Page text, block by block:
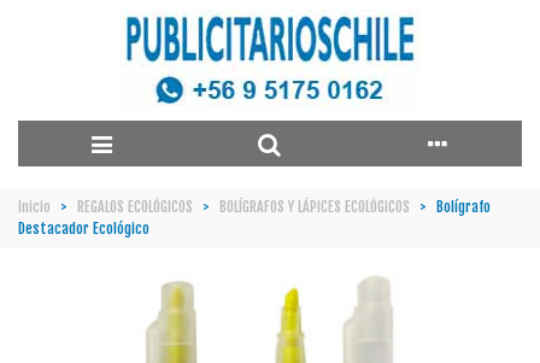
Inicio > REGALOS ECOLÓGICOS > BOLÍGRAFOS Y LÁPICES ECOLÓGICOS > Bolígrafo
Destacador Ecológico